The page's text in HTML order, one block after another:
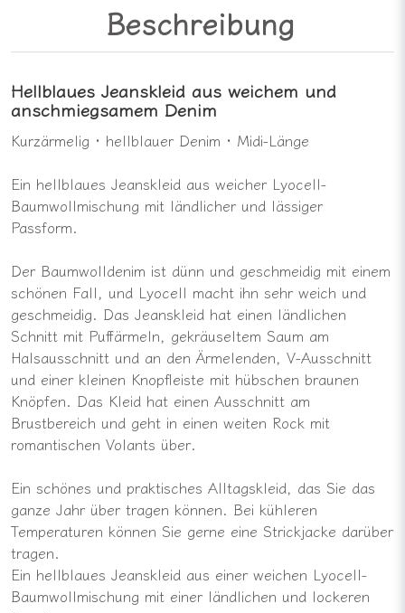
Beschreibung
Hellblaues Jeanskleid aus weichem und
anschmiegsamem Denim
Kurzärmelig · hellblauer Denim · Midi-Länge
Ein hellblaues Jeanskleid aus weicher Lyocell-
Baumwollmischung mit ländlicher und lässiger
Passform.
Der Baumwolldenim ist dünn und geschmeidig mit einem
schönen Fall, und Lyocell macht ihn sehr weich und
geschmeidig. Das Jeanskleid hat einen ländlichen
Schnitt mit Puffärmeln, gekräuseltem Saum am
Halsausschnitt und an den Ärmelenden, V-Ausschnitt
und einer kleinen Knopfleiste mit hübschen braunen
Knöpfen. Das Kleid hat einen Ausschnitt am
Brustbereich und geht in einen weiten Rock mit
romantischen Volants über.
Ein schönes und praktisches Alltagskleid, das Sie das
ganze Jahr über tragen können. Bei kühleren
Temperaturen können Sie gerne eine Strickjacke darüber
tragen.
Ein hellblaues Jeanskleid aus einer weichen Lyocell-
Baumwollmischung mit einer ländlichen und lockeren